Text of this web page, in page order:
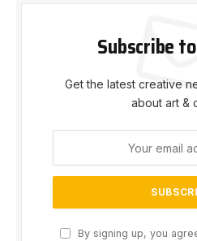
Subscribe
Get the latest creative
about art &
By signing up, you